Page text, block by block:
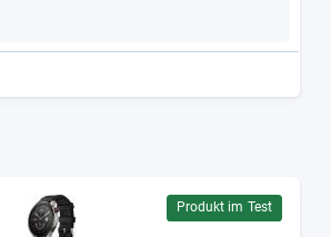
Produkt im Test